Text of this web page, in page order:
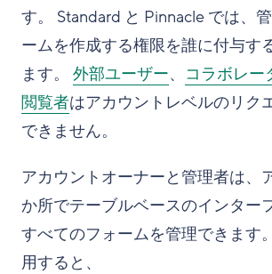
す。 Standard と Pinnacle では、
ームを作成する権限を誰に付与す
ます。 外部ユーザー、 コラボレー
閲覧者はアカウントレベルのリク
できません。
アカウントオーナーと管理者は、
か所でテーブルベースのインター
すべてのフォームを管理できます
用すると、